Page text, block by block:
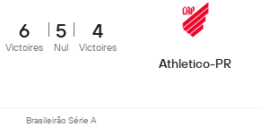
6
Victoires
5
Nul
4
Victoires
Athletico-PR
Brasileirão Série A